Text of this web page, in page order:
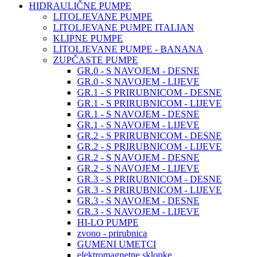
HIDRAULIČNE PUMPE
LITOLJEVANE PUMPE
LITOLJEVANE PUMPE ITALIAN
KLIPNE PUMPE
LITOLJEVANE PUMPE - BANANA
ZUPČASTE PUMPE
GR.0 - S NAVOJEM - DESNE
GR.0 - S NAVOJEM - LIJEVE
GR.1 - S PRIRUBNICOM - DESNE
GR.1 - S PRIRUBNICOM - LIJEVE
GR.1 - S NAVOJEM - DESNE
GR.1 - S NAVOJEM - LIJEVE
GR.2 - S PRIRUBNICOM - DESNE
GR.2 - S PRIRUBNICOM - LIJEVE
GR.2 - S NAVOJEM - DESNE
GR.2 - S NAVOJEM - LIJEVE
GR.3 - S PRIRUBNICOM - DESNE
GR.3 - S PRIRUBNICOM - LIJEVE
GR.3 - S NAVOJEM - DESNE
GR.3 - S NAVOJEM - LIJEVE
HI-LO PUMPE
zvono - prirubnica
GUMENI UMETCI
elektromagnetne sklopke